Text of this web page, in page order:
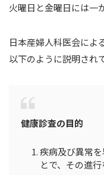
火曜日と金曜日には一
日本産婦人科医会によ
以下のように説明され
健康診査の目的
疾病及び異常
とで、その進行